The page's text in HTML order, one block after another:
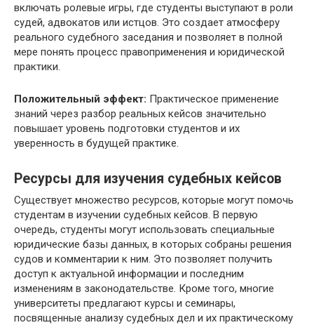
включать ролевые игры, где студенты выступают в роли
судей, адвокатов или истцов. Это создает атмосферу
реального судебного заседания и позволяет в полной
мере понять процесс правоприменения и юридической
практики.
Положительный эффект: Практическое применение
знаний через разбор реальных кейсов значительно
повышает уровень подготовки студентов и их
уверенность в будущей практике.
Ресурсы для изучения судебных кейсов
Существует множество ресурсов, которые могут помочь
студентам в изучении судебных кейсов. В первую
очередь, студенты могут использовать специальные
юридические базы данных, в которых собраны решения
судов и комментарии к ним. Это позволяет получить
доступ к актуальной информации и последним
изменениям в законодательстве. Кроме того, многие
университеты предлагают курсы и семинары,
посвященные анализу судебных дел и их практическому